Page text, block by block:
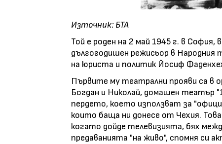
Източник: БТА
Той е роден на 2 май 1945 г. в
дългогодишен режисьор в
на юриста и политик Йосиф
Първите му театрални прояви са в
Богдан и Николай, домашен театър
пердето, което използват за
които баща ни донесе от Чехия.
когато дойде телевизията, бях
предаванията "на живо", спомня си